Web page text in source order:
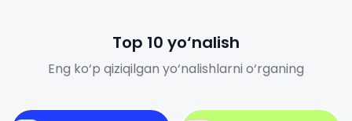
Top 10 yo‘nalish
Eng ko‘p qiziqilgan yo‘nalishlarni o‘rganing